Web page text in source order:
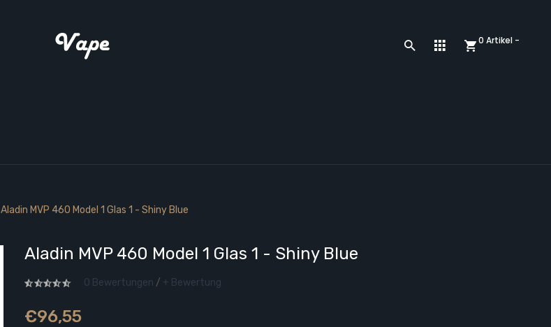
0 Artikel -
Aladin MVP 460 Model 1 Glas 1 - Shiny Blue
Aladin MVP 460 Model 1 Glas 1 - Shiny Blue
0 Bewertungen / + Bewertung
€96,55